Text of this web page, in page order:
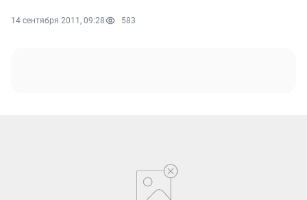
14 сентября 2011, 09:28 583